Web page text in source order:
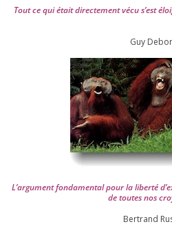
Tout ce qui était direc­te­ment vécu s’est
Guy
L’argument fon­da­men­tal pour la liber­té
de toutes nos
Ber­trand